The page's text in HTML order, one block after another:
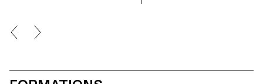
signification et la perception à
travers un dialogue expérimental
cœur de cette recherche, se
trouve Gradual, un caractère qui
Célébrant la beauté de la